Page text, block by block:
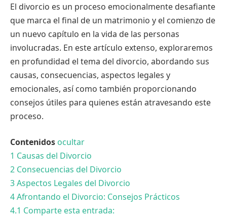
El divorcio es un proceso emocionalmente desafiante
que marca el final de un matrimonio y el comienzo de
un nuevo capítulo en la vida de las personas
involucradas. En este artículo extenso, exploraremos
en profundidad el tema del divorcio, abordando sus
causas, consecuencias, aspectos legales y
emocionales, así como también proporcionando
consejos útiles para quienes están atravesando este
proceso.
Contenidos ocultar
1 Causas del Divorcio
2 Consecuencias del Divorcio
3Aspectos Legales del Divorcio
4Afrontando el Divorcio: Consejos Prácticos
4.1 Comparte esta entrada: